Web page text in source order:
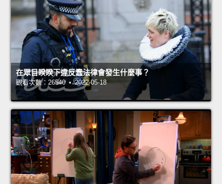
在眾目睽睽下違反蠢法律會發生什麼事？
觀看次數：26540 • 2022-05-18